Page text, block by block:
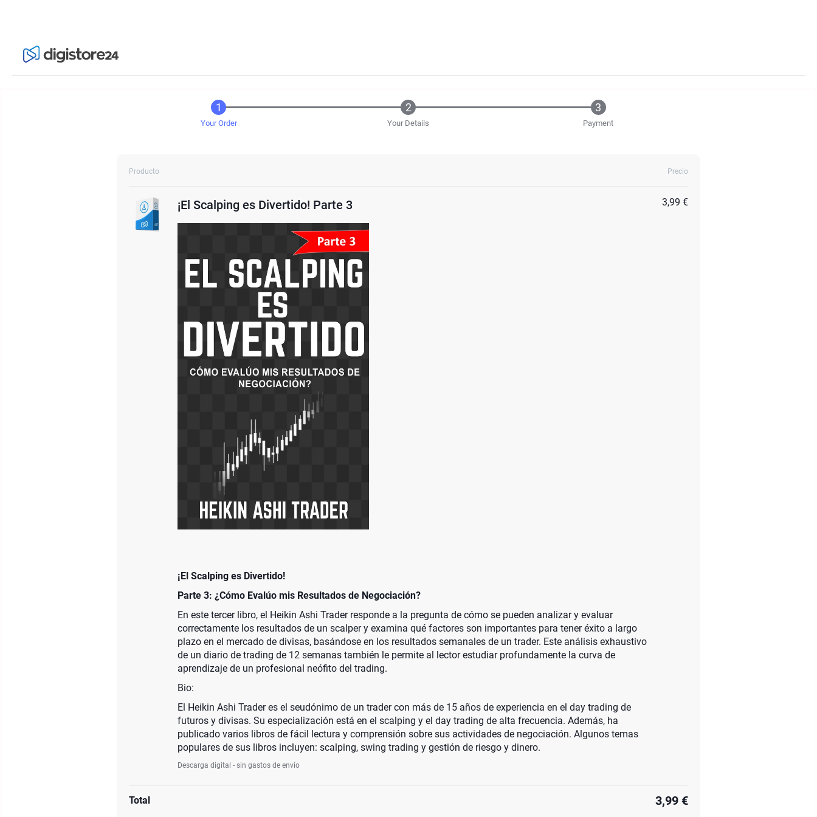
Your Order Your Details Payment
Producto Precio
¡El Scalping es Divertido! Parte 3
¡El Scalping es Divertido!
Parte 3: ¿Cómo Evalúo mis Resultados de Negociación?
En este tercer libro, el Heikin Ashi Trader responde a la pregunta de cómo se pueden analizar y evaluar
correctamente los resultados de un scalper y examina qué factores son importantes para tener éxito a largo
plazo en el mercado de divisas, basándose en los resultados semanales de un trader. Este análisis exhaustivo
de un diario de trading de 12 semanas también le permite al lector estudiar profundamente la curva de
aprendizaje de un profesional neófito del trading.
Bio:
El Heikin Ashi Trader es el seudónimo de un trader con más de 15 años de experiencia en el day trading de
futuros y divisas. Su especialización está en el scalping y el day trading de alta frecuencia. Además, ha
publicado varios libros de fácil lectura y comprensión sobre sus actividades de negociación. Algunos temas
populares de sus libros incluyen: scalping, swing trading y gestión de riesgo y dinero.
Descarga digital - sin gastos de envío
3,99 €
Total 3,99 €